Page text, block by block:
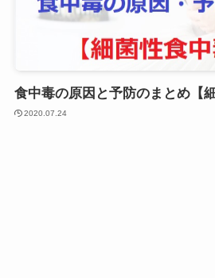
食中毒の原因と予防のまとめ【
2020.07.24